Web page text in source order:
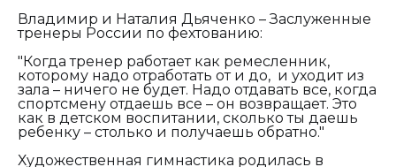
Владимир и Наталия Дьяченко – Заслуженные
тренеры России по фехтованию:
"Когда тренер работает как ремесленник,
которому надо отработать от и до, и уходит из
зала – ничего не будет. Надо отдавать все, когда
спортсмену отдаешь все – он возвращает. Это
как в детском воспитании, сколько ты даешь
ребенку – столько и получаешь обратно."
Художественная гимнастика родилась в